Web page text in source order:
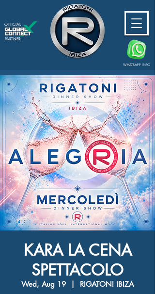
PARTNER
OFFICIAL
WHATSAPP INFO
KARA LA CENA
SPETTACOLO
Wed, Aug 19
  |
RIGATONI IBIZA